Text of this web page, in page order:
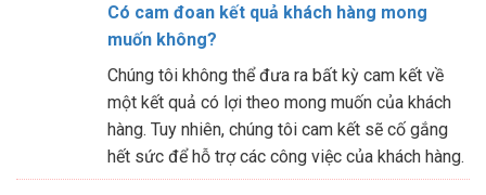
Có cam đoan kết quả khách hàng mong
muốn không?
Chúng tôi không thể đưa ra bất kỳ cam kết về
một kết quả có lợi theo mong muốn của khách
hàng. Tuy nhiên, chúng tôi cam kết sẽ cố gắng
hết sức để hỗ trợ các công việc của khách hàng.